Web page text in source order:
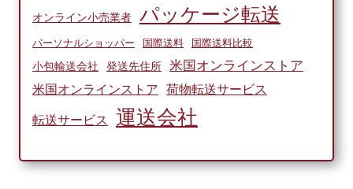
オンライン小売業者 パッケージ転送
パーソナルショッパー 国際送料 国際送料比較
小包輸送会社 発送先住所 米国オンラインストア
米国オンラインストア 荷物転送サービス
転送サービス 運送会社